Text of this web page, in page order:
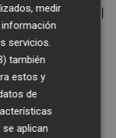
amb el
N-332 i
de l’entrada
al sud.
urbans amb
però
Vila – Nucli
medir
servicios.
también
estos y
de
aplican